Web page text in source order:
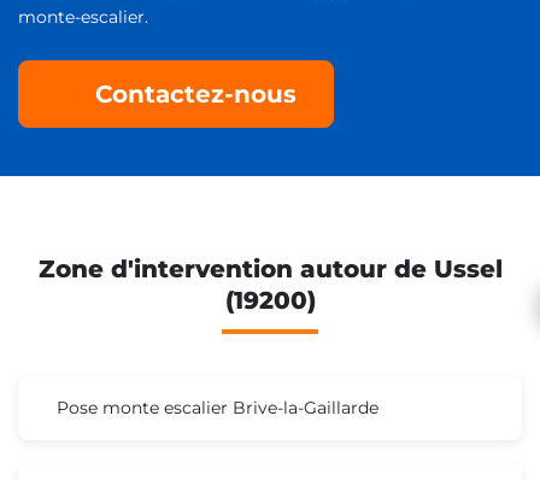
monte-escalier.
Contactez-nous
Zone d'intervention autour de Ussel
(19200)
Pose monte escalier Brive-la-Gaillarde